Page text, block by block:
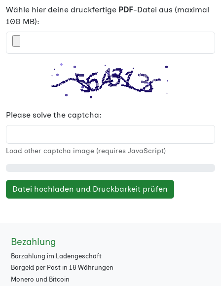
Wähle hier deine druckfertige PDF-Datei aus (maximal
100 MB):
Please solve the captcha:
Load other captcha image (requires JavaScript)
Datei hochladen und Druckbarkeit prüfen
Bezahlung
Barzahlung im Ladengeschäft
Bargeld per Post in 18 Währungen
Monero und Bitcoin